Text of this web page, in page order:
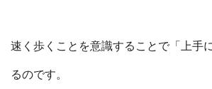
速く歩くことを意識することで「上手
るのです。